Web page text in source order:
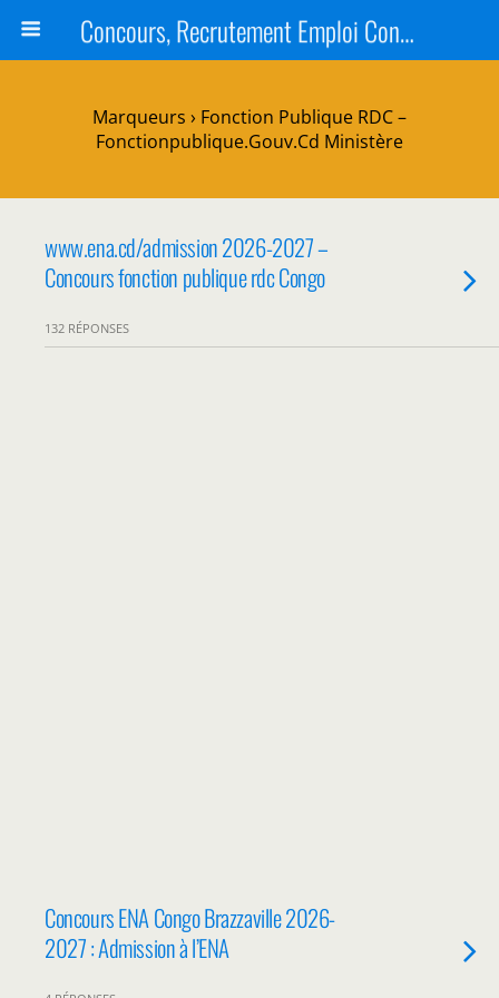
Concours, Recrutement Emploi Congo 2024, Épreuves, Bourse
Marqueurs › Fonction Publique RDC –
Fonctionpublique.gouv.cd Ministère
www.ena.cd/admission 2026-2027 –
Concours fonction publique rdc Congo
132 RÉPONSES
Concours ENA Congo Brazzaville 2026-
2027 : Admission à l’ENA